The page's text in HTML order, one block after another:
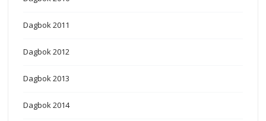
Dagbok 2011
Dagbok 2012
Dagbok 2013
Dagbok 2014